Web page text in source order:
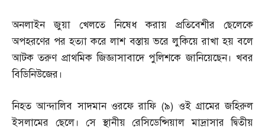
অনলাইন জুয়া খেলতে নিষেধ করায় প্রতিবেশীর ছেলেকে
অপহরণের পর হত্যা করে লাশ বস্তায় ভরে লুকিয়ে রাখা হয় বলে
আটক তরুণ প্রাথমিক জিজ্ঞাসাবাদে পুলিশকে জানিয়েছেন। খবর
বিডিনিউজের।
নিহত আন্দালিব সাদমান ওরফে রাফি (৯) ওই গ্রামের জহিরুল
ইসলামের ছেলে। সে স্থানীয় রেসিডেন্সিয়াল মাদ্রাসার দ্বিতীয়